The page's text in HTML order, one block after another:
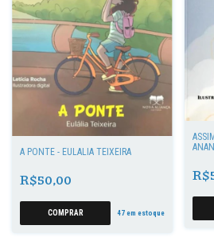
A PONTE - EULÁLIA TEIXEIRA
R$50,00
47em estoque